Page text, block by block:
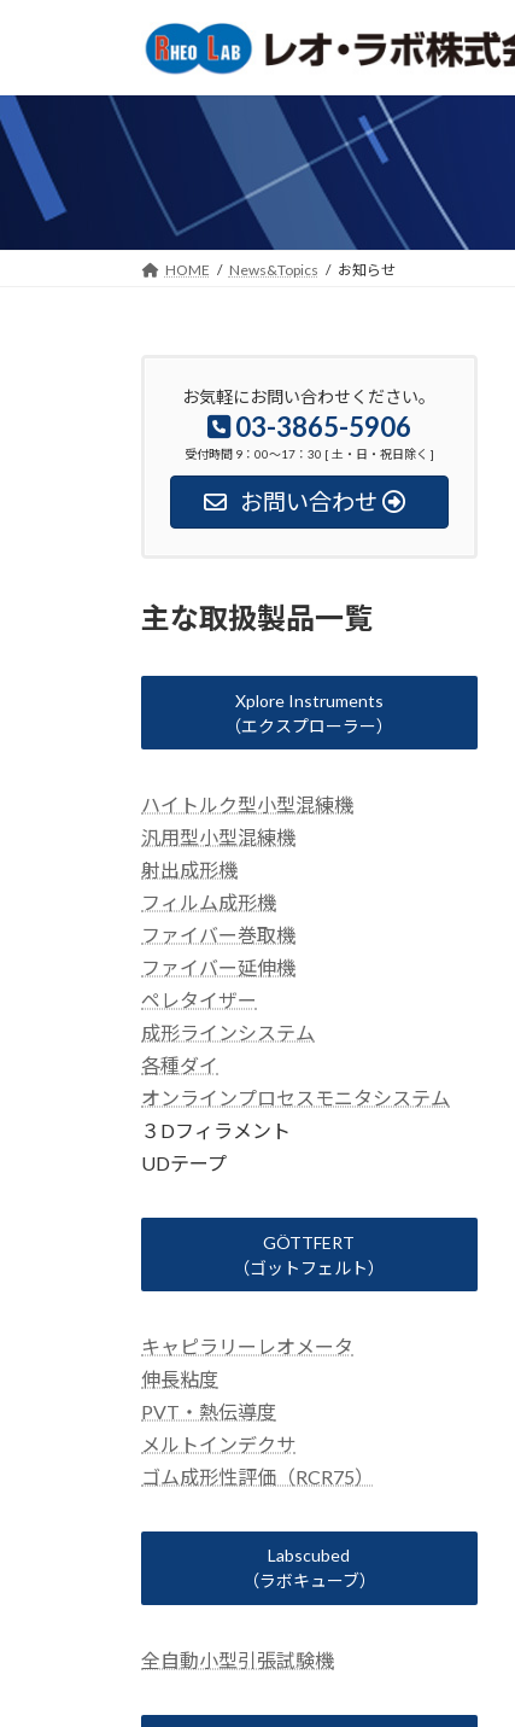
ン
ツ
へ
ッ
ー
シ
ョ
移
HOME News&Topics お知らせ
お気軽にお問い合わせください。
03-3865-5906
受付時間 9：00〜17：30 [ 土・日・祝日除く ]
お問い合わせ
主な取扱製品一覧
Xplore Instruments
（エクスプローラー）
ハイトルク型小型混練機
汎用型小型混練機
射出成形機
フィルム成形機
ファイバー巻取機
ファイバー延伸機
ペレタイザー
成形ラインシステム
各種ダイ
オンラインプロセスモニタシステム
３Dフィラメント
UDテープ
GÖTTFERT
（ゴットフェルト）
キャピラリーレオメータ
伸長粘度
PVT・熱伝導度
メルトインデクサ
ゴム成形性評価（RCR75）
Labscubed
（ラボキューブ）
全自動小型引張試験機